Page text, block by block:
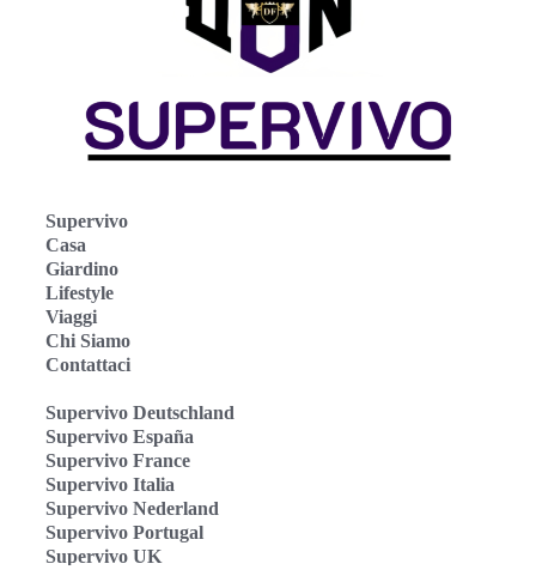
Supervivo
Casa
Giardino
Lifestyle
Viaggi
Chi Siamo
Contattaci
Supervivo Deutschland
Supervivo España
Supervivo France
Supervivo Italia
Supervivo Nederland
Supervivo Portugal
Supervivo UK